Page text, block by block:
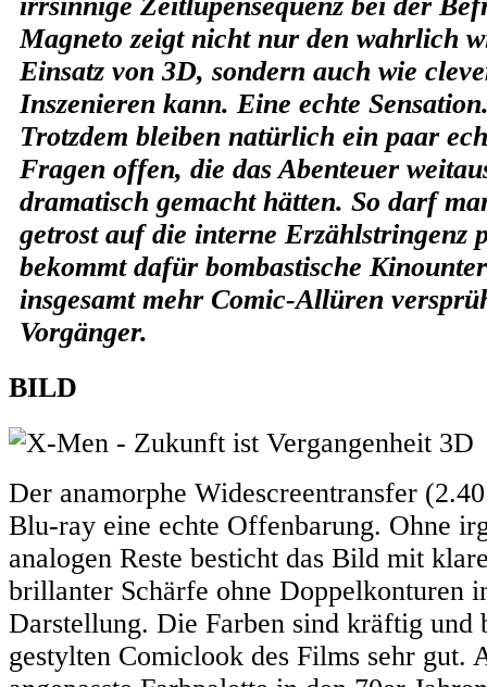
Magneto zeigt nicht nur den wahrlich
Einsatz von 3D, sondern auch wie
Inszenieren kann. Eine echte
Trotzdem bleiben natürlich ein paar
Fragen offen, die das Abenteuer
dramatisch gemacht hätten. So darf
getrost auf die interne Erzählstringenz
bekommt dafür bombastische
insgesamt mehr Comic-Allüren
Vorgänger.
BILD
Der anamorphe Widescreentransfer
Blu-ray eine echte Offenbarung. Ohne
analogen Reste besticht das Bild mit
brillanter Schärfe ohne Doppelkonturen
Darstellung. Die Farben sind kräftig und
gestylten Comiclook des Films sehr gut.